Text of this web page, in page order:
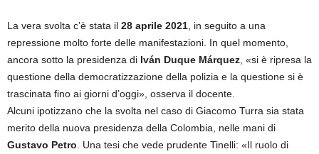
La vera svolta c’è stata il 28 aprile 2021, in seguito a una
repressione molto forte delle manifestazioni. In quel momento,
ancora sotto la presidenza di Iván Duque Márquez, «si è ripresa la
questione della democratizzazione della polizia e la questione si è
trascinata fino ai giorni d’oggi», osserva il docente.
Alcuni ipotizzano che la svolta nel caso di Giacomo Turra sia stata
merito della nuova presidenza della Colombia, nelle mani di
Gustavo Petro. Una tesi che vede prudente Tinelli: «Il ruolo di